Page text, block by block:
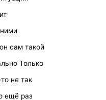
сам такой
Только
не так
ещё раз